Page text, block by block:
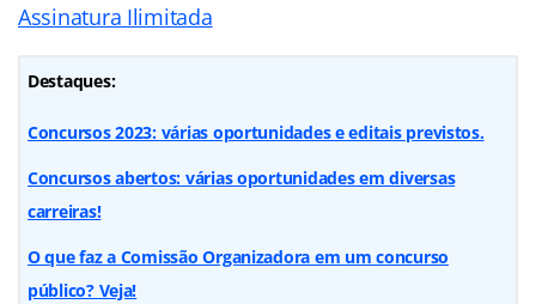
Assinatura Ilimitada
Destaques:
Concursos 2023: várias oportunidades e editais previstos.
Concursos abertos: várias oportunidades em diversas
carreiras!
O que faz a Comissão Organizadora em um concurso
público? Veja!